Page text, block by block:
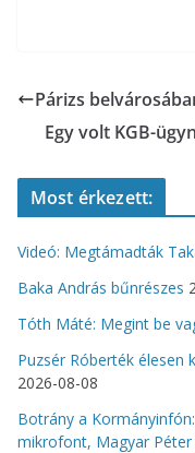
Párizs
Egy volt KGB-
Most érkezett:
Videó: Megtámadták
Baka András bűnrészes
Tóth Máté: Megint be
Puzsér Róberték
2026-08-08
Botrány a
mikrofont, Magyar